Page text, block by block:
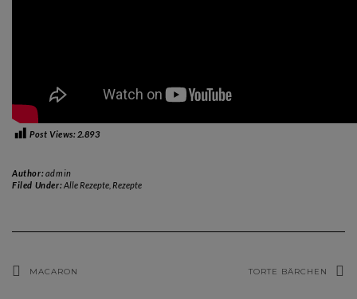
Post Views: 2.893
Author:admin
Filed Under:Alle Rezepte, Rezepte
MACARON TORTE BÄRCHEN